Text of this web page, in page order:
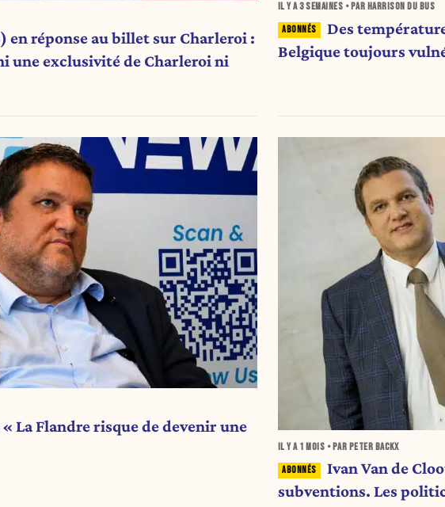
en réponse au billet sur Charleroi :
une exclusivité de Charleroi ni
IL Y A3 SEMAINES • PAR HARRISON DU BUS
Des
Belgique toujours
La Flandre risque de devenir une
IL Y A 1 MOIS • PAR PETER BACKX
Ivan Van de
subventions. Les